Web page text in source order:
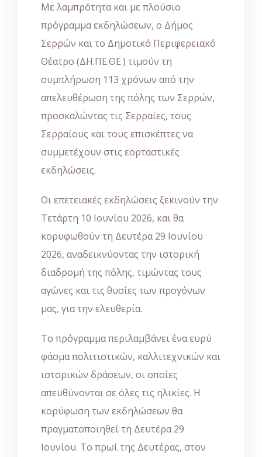
Με λαμπρότητα και με πλούσιο
πρόγραμμα εκδηλώσεων, ο Δήμος
Σερρών και το Δημοτικό Περιφερειακό
Θέατρο (ΔΗ.ΠΕ.ΘΕ.) τιμούν τη
συμπλήρωση 113 χρόνων από την
απελευθέρωση της πόλης των Σερρών,
προσκαλώντας τις Σερραίες, τους
Σερραίους και τους επισκέπτες να
συμμετέχουν στις εορταστικές
εκδηλώσεις.
Οι επετειακές εκδηλώσεις ξεκινούν την
Τετάρτη 10 Ιουνίου 2026, και θα
κορυφωθούν τη Δευτέρα 29 Ιουνίου
2026, αναδεικνύοντας την ιστορική
διαδρομή της πόλης, τιμώντας τους
αγώνες και τις θυσίες των προγόνων
μας, για την ελευθερία.
Το πρόγραμμα περιλαμβάνει ένα ευρύ
φάσμα πολιτιστικών, καλλιτεχνικών και
ιστορικών δράσεων, οι οποίες
απευθύνονται σε όλες τις ηλικίες. Η
κορύφωση των εκδηλώσεων θα
πραγματοποιηθεί τη Δευτέρα 29
Ιουνίου. Το πρωί της Δευτέρας, στον